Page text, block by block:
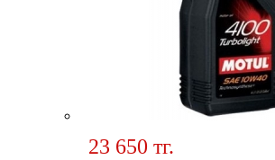
23 650 тг.